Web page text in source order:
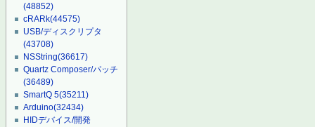
(48852)
cRARk(44575)
USB/ディスクリプタ
(43708)
NSString(36617)
Quartz Composer/パッチ
(36489)
SmartQ 5(35211)
Arduino(32434)
HIDデバイス/開発